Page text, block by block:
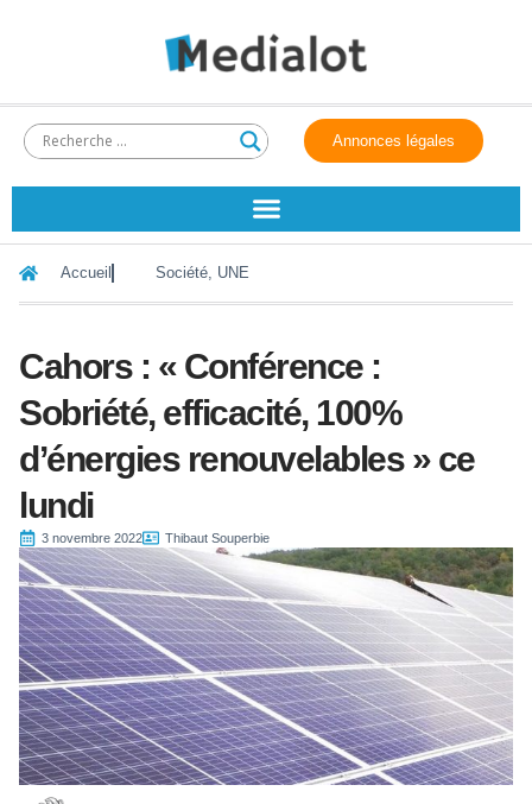
Annonces légales
Accueil Société, UNE
Cahors : « Conférence :
Sobriété, efficacité, 100%
d’énergies renouvelables » ce
lundi
3 novembre 2022 Thibaut Souperbie